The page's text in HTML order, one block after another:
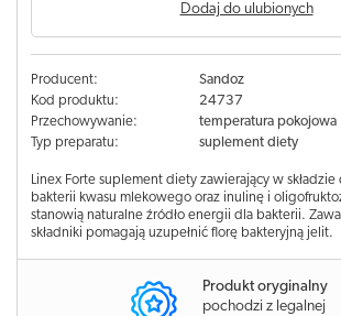
Dodaj do ulubionych
Producent:
Sandoz
Kod produktu:
24737
Przechowywanie:
temperatura pokojowa
Typ preparatu:
suplement diety
Linex Forte suplement diety zawierający w
bakterii kwasu mlekowego oraz inulinę i
stanowią naturalne źródło energii dla bakterii.
składniki pomagają uzupełnić florę bakteryjną jelit.
Produkt oryginalny
pochodzi z legalnej